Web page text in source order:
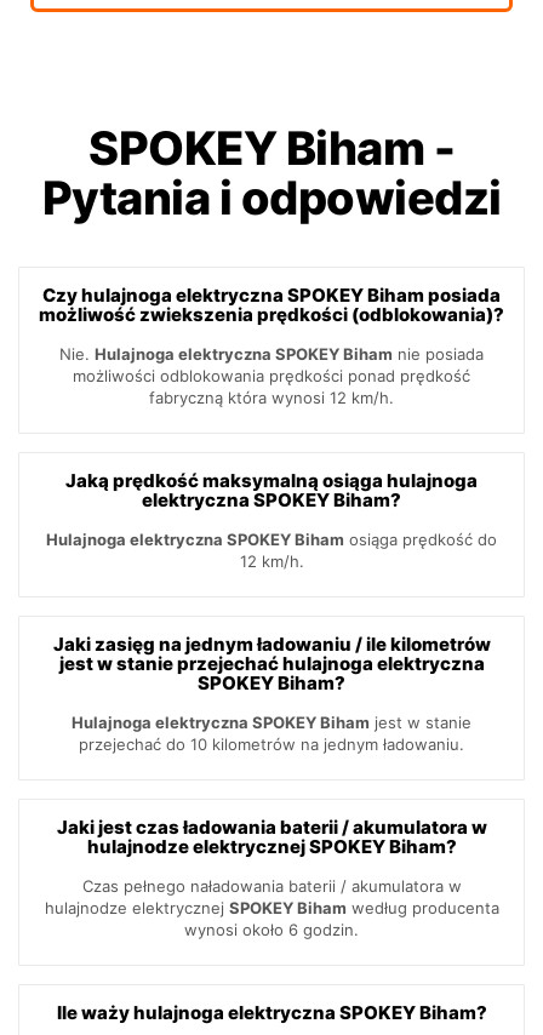
SPOKEY Biham -
Pytania i odpowiedzi
Czy hulajnoga elektryczna SPOKEY Biham posiada
możliwość zwiekszenia prędkości (odblokowania)?
Nie. Hulajnoga elektryczna SPOKEY Biham nie posiada
możliwości odblokowania prędkości ponad prędkość
fabryczną która wynosi 12 km/h.
Jaką prędkość maksymalną osiąga hulajnoga
elektryczna SPOKEY Biham?
Hulajnoga elektryczna SPOKEY Biham osiąga prędkość do
12 km/h.
Jaki zasięg na jednym ładowaniu / ile kilometrów
jest w stanie przejechać hulajnoga elektryczna
SPOKEY Biham?
Hulajnoga elektryczna SPOKEY Biham jest w stanie
przejechać do 10 kilometrów na jednym ładowaniu.
Jaki jest czas ładowania baterii / akumulatora w
hulajnodze elektrycznej SPOKEY Biham?
Czas pełnego naładowania baterii / akumulatora w
hulajnodze elektrycznej SPOKEY Biham według producenta
wynosi około 6 godzin.
Ile waży hulajnoga elektryczna SPOKEY Biham?